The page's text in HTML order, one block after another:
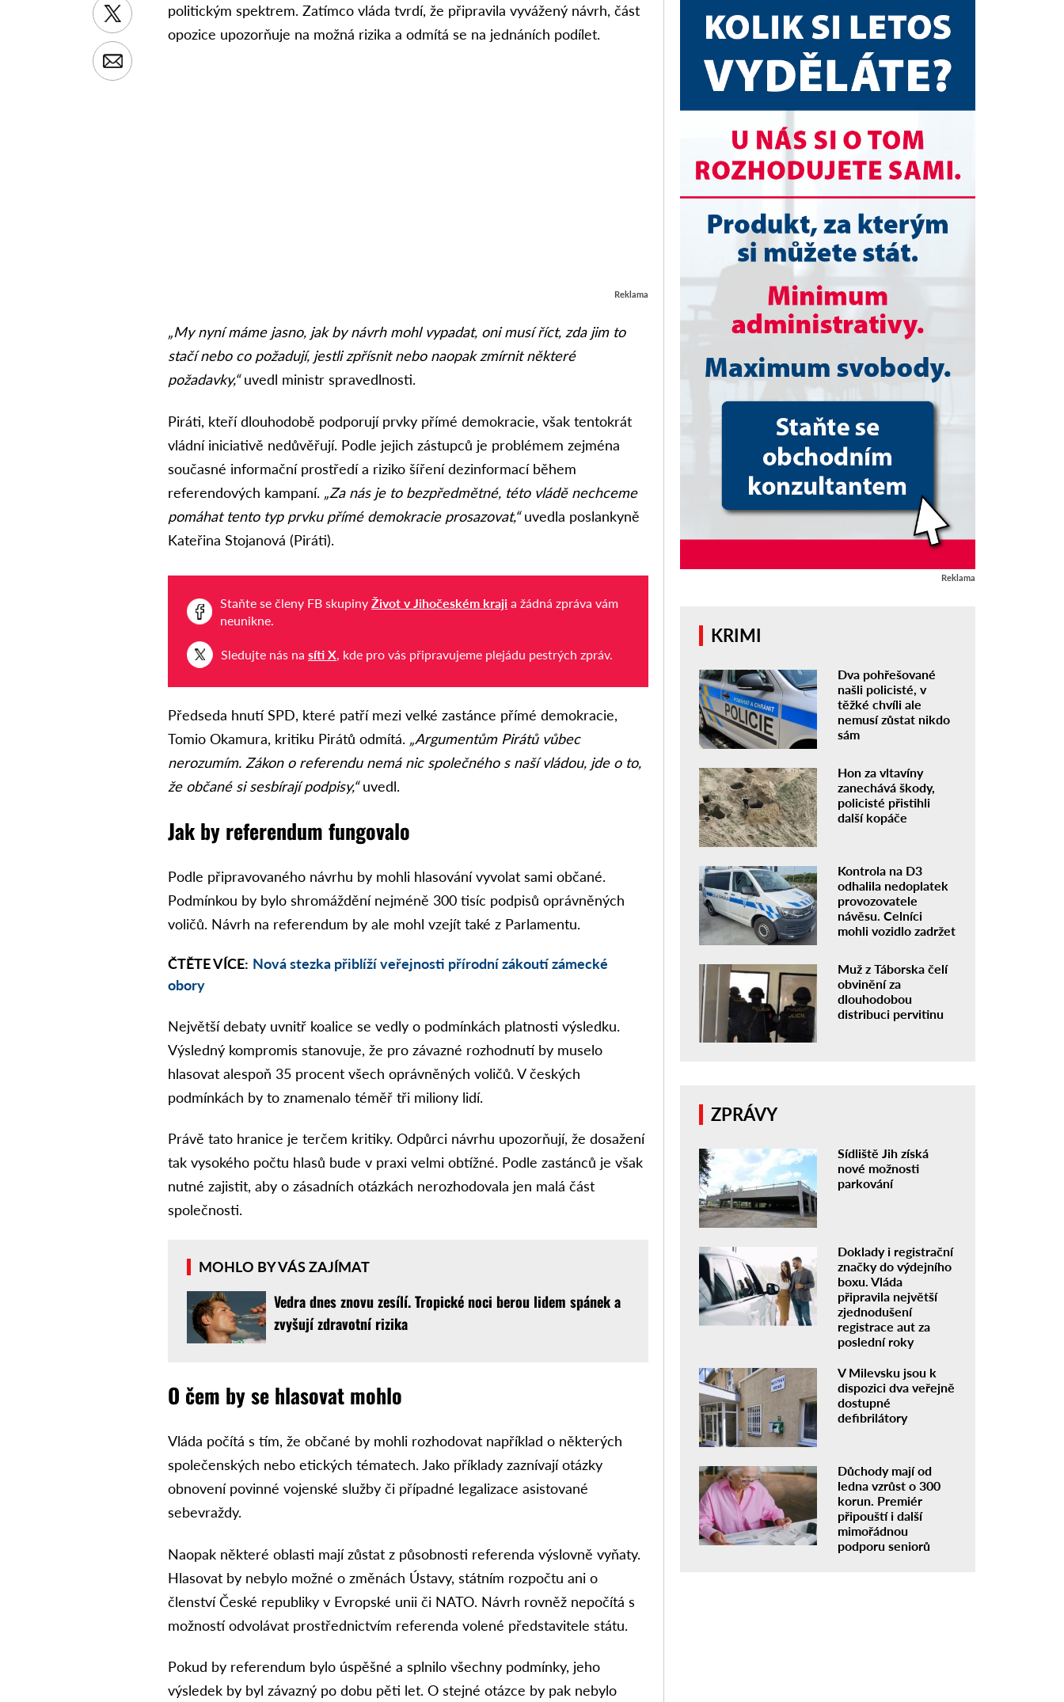
politickým spektrem. Zatímco vláda tvrdí, že připravila vyvážený návrh, část
opozice upozorňuje na možná rizika a odmítá se na jednáních podílet.
Reklama
„My nyní máme jasno, jak by návrh mohl vypadat, oni musí říct, zda jim to
stačí nebo co požadují, jestli zpřísnit nebo naopak zmírnit některé
požadavky,“uvedl ministr spravedlnosti.
Piráti, kteří dlouhodobě podporují prvky přímé demokracie, však tentokrát
vládní iniciativě nedůvěřují. Podle jejich zástupců je problémem zejména
současné informační prostředí a riziko šíření dezinformací během
referendových kampaní. „Za nás je to bezpředmětné, této vládě nechceme
pomáhat tento typ prvku přímé demokracie prosazovat,“uvedla poslankyně
Kateřina Stojanová (Piráti).
Staňte se členy FB skupinyŽivot v Jihočeském kraji a žádná zpráva vám
neunikne.
Sledujte nás nasíti X , kde pro vás připravujeme plejádu pestrých zpráv.
Předseda hnutí SPD, které patří mezi velké zastánce přímé demokracie,
Tomio Okamura, kritiku Pirátů odmítá. „Argumentům Pirátů vůbec
nerozumím. Zákon o referendu nemá nic společného s naší vládou, jde o to,
že občané si sesbírají podpisy,“uvedl.
Jak by referendum fungovalo
Podle připravovaného návrhu by mohli hlasování vyvolat sami občané.
Podmínkou by bylo shromáždění nejméně 300 tisíc podpisů oprávněných
voličů. Návrh na referendum by ale mohl vzejít také z Parlamentu.
ČTĚTE VÍCE: Nová stezka přiblíží veřejnosti přírodní zákoutí zámecké
obory
Největší debaty uvnitř koalice se vedly o podmínkách platnosti výsledku.
Výsledný kompromis stanovuje, že pro závazné rozhodnutí by muselo
hlasovat alespoň 35 procent všech oprávněných voličů. V českých
podmínkách by to znamenalo téměř tři miliony lidí.
Právě tato hranice je terčem kritiky. Odpůrci návrhu upozorňují, že dosažení
tak vysokého počtu hlasů bude v praxi velmi obtížné. Podle zastánců je však
nutné zajistit, aby o zásadních otázkách nerozhodovala jen malá část
společnosti.
MOHLO BY VÁS ZAJÍMAT
Vedra dnes znovu zesílí. Tropické noci berou lidem spánek a
zvyšují zdravotní rizika
O čem by se hlasovat mohlo
Vláda počítá s tím, že občané by mohli rozhodovat například o některých
společenských nebo etických tématech. Jako příklady zaznívají otázky
obnovení povinné vojenské služby či případné legalizace asistované
sebevraždy.
Naopak některé oblasti mají zůstat z působnosti referenda výslovně vyňaty.
Hlasovat by nebylo možné o změnách Ústavy, státním rozpočtu ani o
členství České republiky v Evropské unii či NATO. Návrh rovněž nepočítá s
možností odvolávat prostřednictvím referenda volené představitele státu.
Pokud by referendum bylo úspěšné a splnilo všechny podmínky, jeho
výsledek by byl závazný po dobu pěti let. O stejné otázce by pak nebylo
Reklama
KRIMI
Dva pohřešované
našli policisté, v
těžké chvíli ale
nemusí zůstat nikdo
sám
Hon za vltavíny
zanechává škody,
policisté přistihli
další kopáče
Kontrola na D3
odhalila nedoplatek
provozovatele
návěsu. Celníci
mohli vozidlo zadržet
Muž z Táborska čelí
obvinění za
dlouhodobou
distribuci pervitinu
ZPRÁVY
Sídliště Jih získá
nové možnosti
parkování
Doklady i registrační
značky do výdejního
boxu. Vláda
připravila největší
zjednodušení
registrace aut za
poslední roky
V Milevsku jsou k
dispozici dva veřejně
dostupné
defibrilátory
Důchody mají od
ledna vzrůst o 300
korun. Premiér
připouští i další
mimořádnou
podporu seniorů